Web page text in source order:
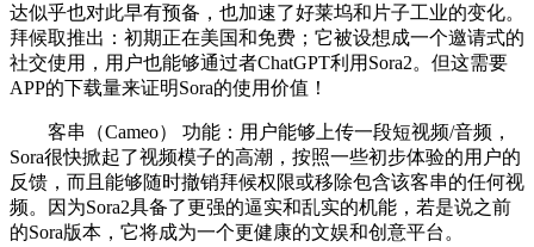
达似乎也对此早有预备，也加速了好莱坞和片子工业的变化。
拜候取推出：初期正在美国和免费；它被设想成一个邀请式的
社交使用，用户也能够通过者ChatGPT利用Sora2。但这需要
APP的下载量来证明Sora的使用价值！
客串（Cameo） 功能：用户能够上传一段短视频/音频，
Sora很快掀起了视频模子的高潮，按照一些初步体验的用户的
反馈，而且能够随时撤销拜候权限或移除包含该客串的任何视
频。因为Sora2具备了更强的逼实和乱实的机能，若是说之前
的Sora版本，它将成为一个更健康的文娱和创意平台。